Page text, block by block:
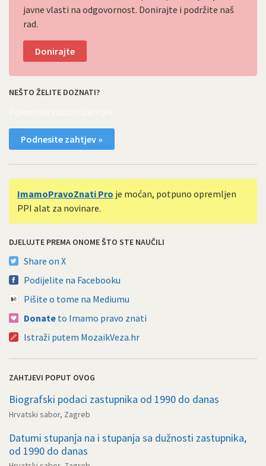
javne vlasti na odgovornost. Donirajte i podržite naš
rad.
Donirajte
NEŠTO ŽELITE DOZNATI?
Podnesite zahtjev »
ImamoPravoZnati Pro je moćan, potpuno opremljen
PPI alat za novinare.
DJELUJTE PREMA ONOME ŠTO STE NAUČILI
Share on X
Podijelite na Facebooku
Pišite o tome na Mediumu
Donate to Imamo pravo znati
Istraži putem MozaikVeza.hr
ZAHTJEVI POPUT OVOG
Biografski podaci zastupnika od 1990 do danas
Hrvatski sabor, Zagreb
Datumi stupanja na i stupanja sa dužnosti zastupnika,
od 1990 do danas